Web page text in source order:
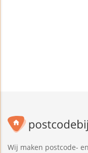
Wij maken postcode-